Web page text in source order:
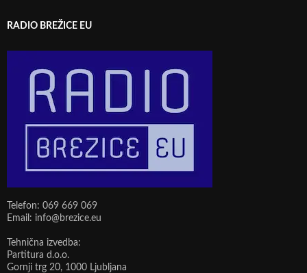
RADIO BREŽICE EU
Telefon: 069 669 069
Email: info@brezice.eu
Tehnična izvedba:
Partitura d.o.o.
Gornji trg 20, 1000 Ljubljana